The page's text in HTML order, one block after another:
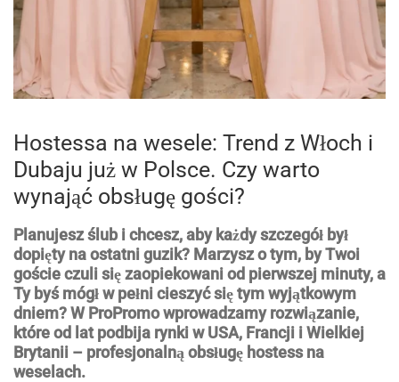
Hostessa na wesele: Trend z Włoch i
Dubaju już w Polsce. Czy warto
wynająć obsługę gości?
Planujesz ślub i chcesz, aby każdy szczegół był
dopięty na ostatni guzik? Marzysz o tym, by Twoi
goście czuli się zaopiekowani od pierwszej minuty, a
Ty byś mógł w pełni cieszyć się tym wyjątkowym
dniem? W ProPromo wprowadzamy rozwiązanie,
które od lat podbija rynki w USA, Francji i Wielkiej
Brytanii – profesjonalną obsługę hostess na
weselach.